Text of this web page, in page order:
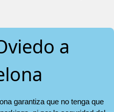
a
garantiza que no tenga que